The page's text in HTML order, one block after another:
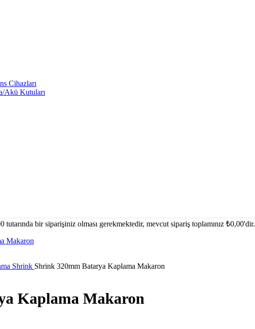
Cihazları
Akü Kutuları
tutarında bir siparişiniz olması gerekmektedir, mevcut sipariş toplamınız ₺0,00'dir.
Shrink Shrink 320mm Batarya Kaplama Makaron
Kaplama Makaron